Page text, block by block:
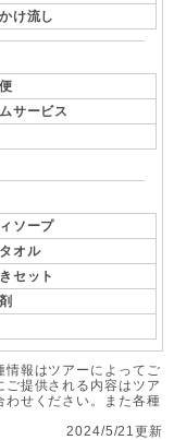
け流し
サービス
ソープ
オル
セット
報はツアーによってご
提供される内容はツア
わせください。また各種
2024/5/21更新